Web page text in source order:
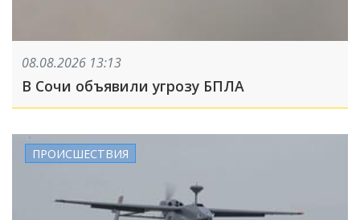
08.08.2026 13:13
В Сочи объявили угрозу БПЛА
ПРОИСШЕСТВИЯ